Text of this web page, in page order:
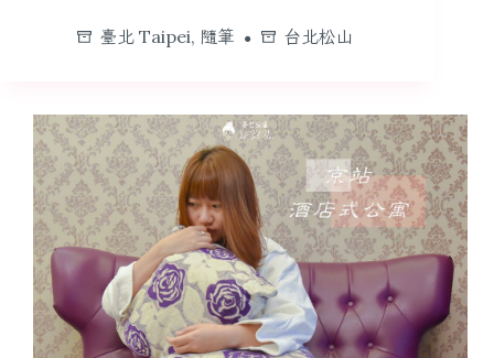
臺北 Taipei, 隨筆 台北松山